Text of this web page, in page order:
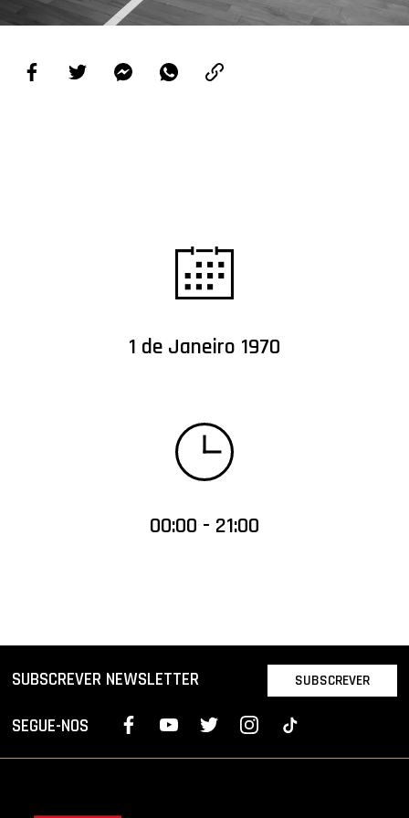
PROJETOS
LIGA BETCLIC MASCULINA
1 de Janeiro 1970
00:00 - 21:00
SUBSCREVER NEWSLETTER SUBSCREVER
SEGUE-NOS